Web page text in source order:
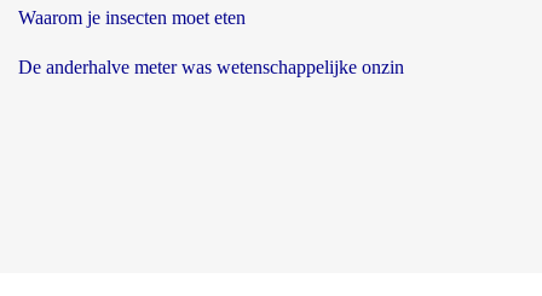
Waarom je insecten moet eten
De anderhalve meter was wetenschappelijke onzin